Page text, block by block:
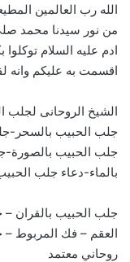
الله رب العالمين
من نور سيدنا محمد
ادم عليه السلام
اقسمت به عليكم وانه
الشيخ الروحانى
جلب الحبيب بالسحر-
جلب الحبيب بالصورة-
بالماء-دعاء جلب
جلب الحبيب بالقران
العقم – فك المربوط
روحاني معتمد